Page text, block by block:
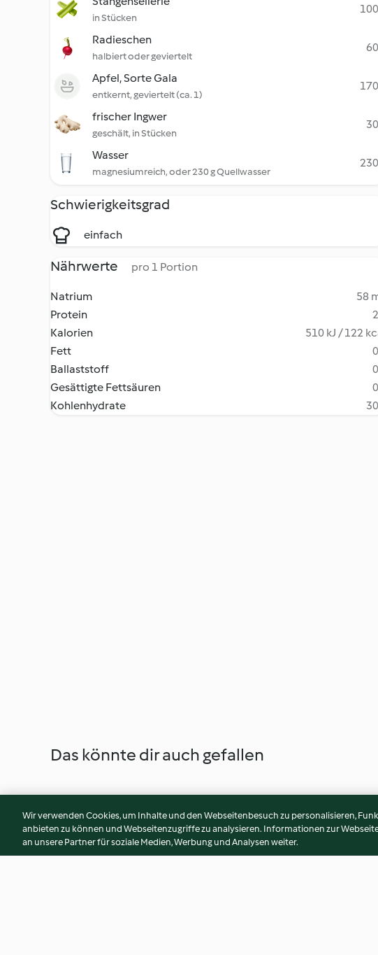
in Stücken
Radieschen
halbiert oder geviertelt
Apfel, Sorte Gala
entkernt, geviertelt (ca. 1)
frischer Ingwer
geschält, in Stücken
Wasser
magnesiumreich, oder 230 g Quellwasser
Schwierigkeitsgrad
einfach
Nährwerte pro 1 Portion
Natrium
58
Protein
Kalorien
510 kJ / 122
Fett
Ballaststoff
Gesättigte Fettsäuren
Kohlenhydrate
Das könnte dir auch gefallen
Wir verwenden Cookies, um Inhalte und den Webseitenbesuch zu personalisieren,
anbieten zu können und Webseitenzugriffe zu analysieren. Informationen zur
an unsere Partner für soziale Medien, Werbung und Analysen weiter.